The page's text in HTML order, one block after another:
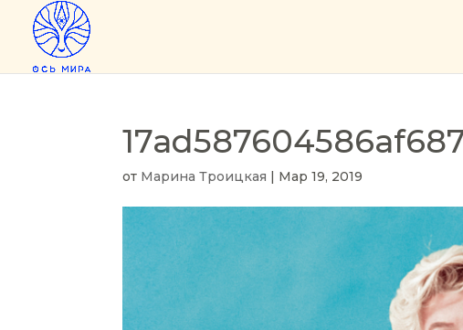
от Марина Троицкая | Мар 19, 2019